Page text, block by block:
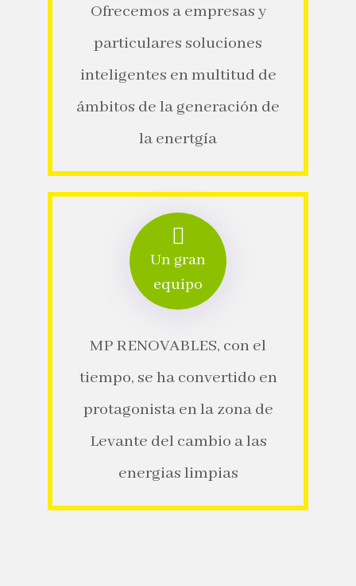
Ofrecemos a empresas y
particulares soluciones
inteligentes en multitud de
ámbitos de la generación de
la enertgía
Un gran
equipo
MP RENOVABLES, con el
tiempo, se ha convertido en
protagonista en la zona de
Levante del cambio a las
energias limpias